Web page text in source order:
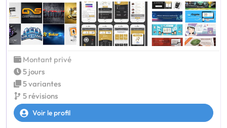
Montant privé
5 jours
5 variantes
5 révisions
Voir le profil